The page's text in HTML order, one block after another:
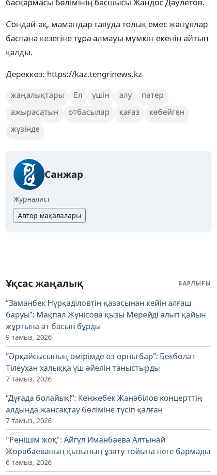
Cондай-ақ, мамандар таяуда толық емес жанұялар
баспана кезегіне тұра алмауы мүмкін екенін айтып
қалды.
Дереккөз: https://kaz.tengrinews.kz
жаңалықтары Ел үшін алу
пәтер
ажырасатын
отбасылар қағаз
көбейген
жүзінде
Санжар
Журналист
Автор мақалалары
Ұқсас жаңалық БАРЛЫҒЫ
“Заманбек Нұрқаділовтің қазасынан кейін алғаш
баруы”: Мақпал Жүнісова қызы Мерейді алып қайын
жұртына ат басын бұрды
9 тамыз, 2026
“Әрқайсысының өмірімде өз орны бар”: Бекболат
Тілеухан халыққа үш әйелін таныстырды
7 тамыз, 2026
“Дұғада болайық!”: Кенжебек Жанәбілов концерттің
алдында жансақтау бөліміне түсіп қалған
7 тамыз, 2026
"Ренішім жоқ": Айгүл Иманбаева Алтынай
Жорабаеваның қызының ұзату тойына неге бармады
6 тамыз, 2026